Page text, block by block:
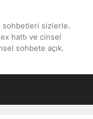
sohbetleri sizlerle.
hattı ve cinsel
sohbete açık.